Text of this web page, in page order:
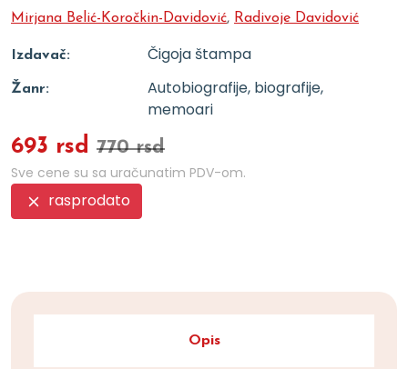
Mirjana Belić-Koročkin-Davidović, Radivoje Davidović
Izdavač: Čigoja štampa
Žanr:
Autobiografije, biografije,
memoari
693 rsd 770 rsd
Sve cene su sa uračunatim PDV-om.
rasprodato
Opis